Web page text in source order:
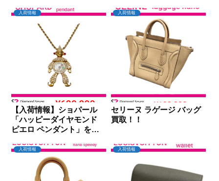
入荷情報
【入荷情報】ショパール
「ハッピーダイヤモンド
ピエロ ペンダント」を買
ドセブン
入荷情報
セリーヌ ラゲージ バッグ
買取！！
入荷情報 入荷情報